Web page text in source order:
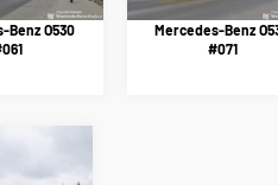
Benz O530
Mercedes-Benz
#071